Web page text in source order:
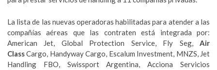
La lista de las nuevas operadoras habilitadas para atender a las
compañías aéreas que las contraten está integrada por:
American Jet, Global Protection Service, Fly Seg, Air
ClassCargo, Handyway Cargo, Escalum Investment, MNZS, Jet
Handling FBO, Swissport Argentina, Acciona Servicios